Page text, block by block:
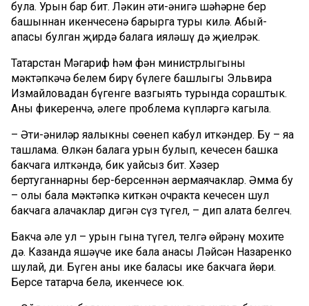
була. Урын бар бит. Ләкин әти-әнигә шәһәрнең бер
башыннан икенчесенә барырга туры килә. Абый-
апасы булган җирдә балага ияләшү дә җиңелрәк.
Татарстан Мәгариф һәм фән министрлыгының
мәктәпкәчә белем бирү бүлеге башлыгы Эльвира
Измайловадан бүгенге вазгыять турында сораштык.
Аның фикеренчә, әлеге проблема күпләргә кагыла.
– Әти-әниләр яңалыкны сөенеп кабул иткәндер. Бу – яңа
ташлама. Өлкән балага урын булып, кечесен башка
бакчага илткәндә, бик уңайсыз бит. Хәзер
бертуганнарны бер-берсеннән аермаячаклар. Әмма бу
– олы бала мәктәпкә киткән очракта кечесен шул
бакчага алачаклар дигән сүз түгел, – дип аңлата белгеч.
Бакча әле ул – урын гына түгел, телгә өйрәнү мохите
дә. Казанда яшәүче ике бала анасы Ләйсән Назаренко
шулай, ди. Бүген аның ике баласы ике бакчага йөри.
Берсе татарча белә, икенчесе юк.